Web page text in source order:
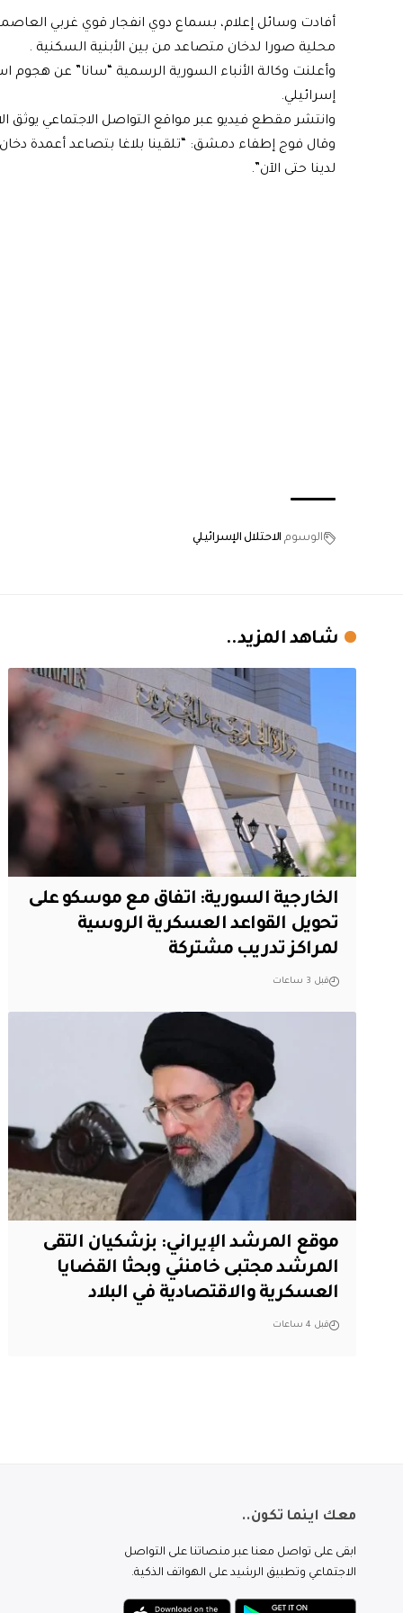
أفادت وسائل إعلام، بسماع دوي انفجار قوي غربي
محلية صورا لدخان متصاعد من بين الأبنية السكنية .
وأعلنت وكالة الأنباء السورية الرسمية “سانا” عن
إسرائيلي.
وانتشر مقطع فيديو عبر مواقع التواصل الاجتماعي يوثق
وقال فوج إطفاء دمشق: “تلقينا بلاغا بتصاعد أعمدة
لدينا حتى الآن”.
الوسوم الاحتلال الإسرائيلي
شاهد المزيد..
الخارجية السورية: اتفاق مع موسكو على
تحويل القواعد العسكرية الروسية
لمراكز تدريب مشتركة
قبل 3 ساعات
موقع المرشد الإيراني: بزشكيان التقى
المرشد مجتبى خامنئي وبحثا القضايا
العسكرية والاقتصادية في البلاد
قبل 4 ساعات
معك اينما تكون..
ابقى على تواصل معنا عبر منصاتنا على التواصل
الاجتماعي وتطبيق الرشيد على الهواتف الذكية.